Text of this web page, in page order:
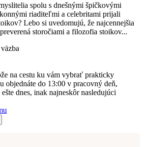
spolu s dnešnými špičkovými
riaditeľmi a celebritami prijali
Lebo si uvedomujú, že najcennejšia
storočiami a filozofia stoikov...
na cestu ku vám vybrať prakticky
objednáte do 13:00 v pracovný deň,
dnes, inak najneskôr nasledujúci